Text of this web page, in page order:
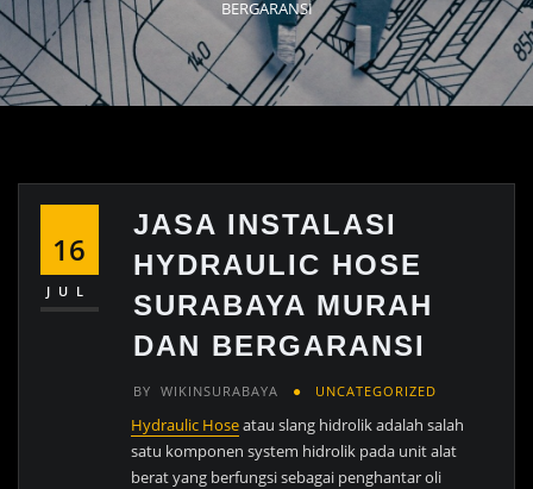
BERGARANSI
16
JUL
JASA INSTALASI
HYDRAULIC HOSE
SURABAYA MURAH
DAN BERGARANSI
BY WIKINSURABAYA UNCATEGORIZED
Hydraulic Hoseatau slang hidrolik adalah salah
satu komponen system hidrolik pada unit alat
berat yang berfungsi sebagai penghantar oli